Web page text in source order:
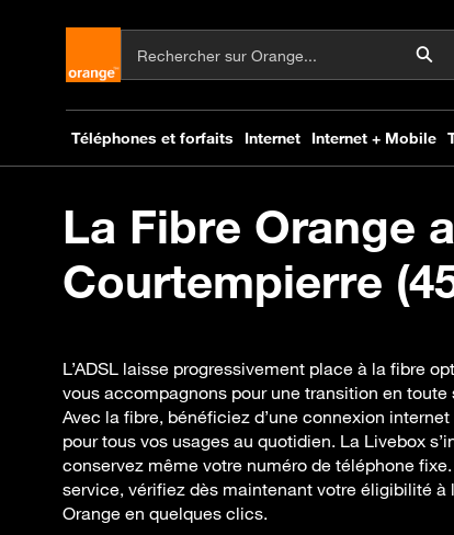
La Fibre Orange
Courtempierre
L’ADSL laisse progressivement place à la fibre
vous accompagnons pour une transition en
Avec la fibre, bénéficiez d’une connexion
pour tous vos usages au quotidien. La Livebox
conservez même votre numéro de téléphone
service, vérifiez dès maintenant votre éligibilité à
Orange en quelques clics.